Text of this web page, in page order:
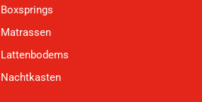
Boxsprings
Matrassen
Lattenbodems
Nachtkasten